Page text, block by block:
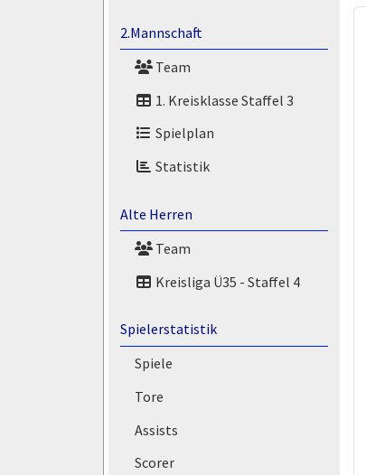
2.Mannschaft
Team
1. Kreisklasse Staffel 3
Spielplan
Statistik
Alte Herren
Team
Kreisliga Ü35 - Staffel 4
Spielerstatistik
Spiele
Tore
Assists
Scorer